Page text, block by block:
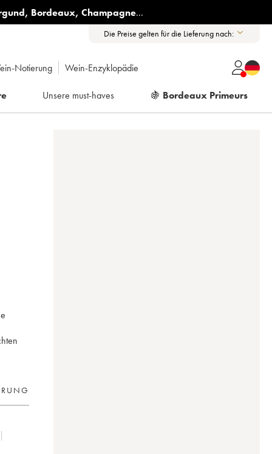
, Bordeaux, Champagne...
Die Preise gelten für die Lieferung nach:
Notierung Wein-Enzyklopädie
Unsere must-haves 🍇 Bordeaux Primeurs